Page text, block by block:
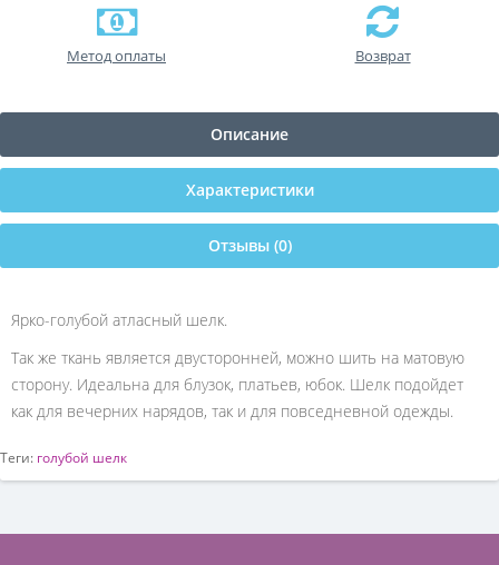
Метод оплаты Возврат
Описание
Характеристики
Отзывы (0)
Ярко-голубой атласный шелк.
Так же ткань является двусторонней, можно шить на матовую
сторону. Идеальна для блузок, платьев, юбок. Шелк подойдет
как для вечерних нарядов, так и для повседневной одежды.
Теги: голубой шелк